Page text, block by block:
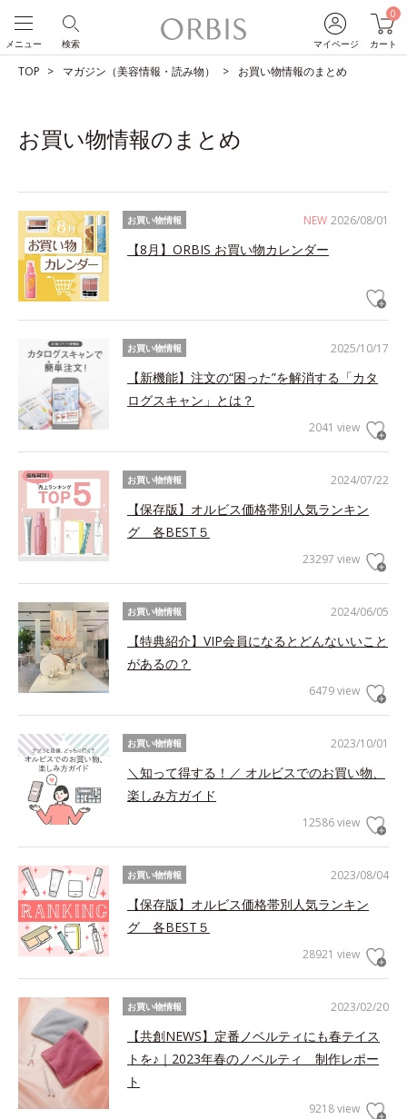
マイページ
0
カート
検索
メニュー
TOP マガジン（美容情報・読み物） お買い物情報のまとめ
お買い物情報のまとめ
NEW 2026/08/01
お買い物情報
【8月】ORBIS お買い物カレンダー
2025/10/17
お買い物情報
【新機能】注文の“困った”を解消する「カタ
ログスキャン」とは？
2041 view
2024/07/22
お買い物情報
【保存版】オルビス価格帯別人気ランキン
グ 各BEST５
23297 view
2024/06/05
お買い物情報
【特典紹介】VIP会員になるとどんないいこと
があるの？
6479 view
2023/10/01
お買い物情報
＼知って得する！／ オルビスでのお買い物、
楽しみ方ガイド
12586 view
2023/08/04
お買い物情報
【保存版】オルビス価格帯別人気ランキン
グ 各BEST５
28921 view
2023/02/20
お買い物情報
【共創NEWS】定番ノベルティにも春テイス
トを♪｜2023年春のノベルティ 制作レポー
ト
9218 view